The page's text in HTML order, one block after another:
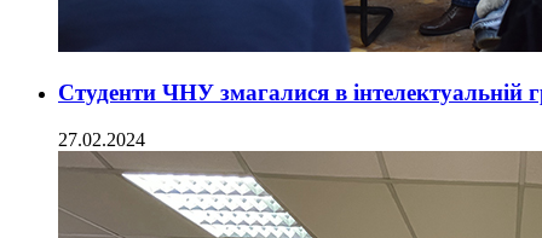
Студенти ЧНУ змагалися в інтелектуальній
27.02.2024